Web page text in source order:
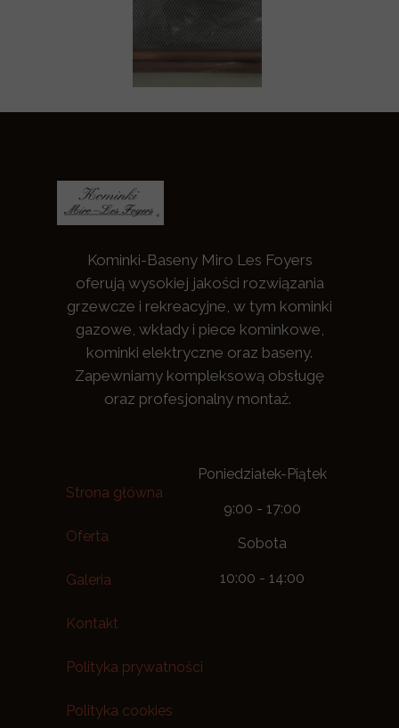
Kominki-Baseny Miro Les Foyers
oferują wysokiej jakości rozwiązania
grzewcze i rekreacyjne, w tym kominki
gazowe, wkłady i piece kominkowe,
kominki elektryczne oraz baseny.
Zapewniamy kompleksową obsługę
oraz profesjonalny montaż.
Strona główna
Oferta
Galeria
Kontakt
Polityka prywatności
Polityka cookies
Poniedziałek-Piątek
9:00 - 17:00
Sobota
10:00 - 14:00